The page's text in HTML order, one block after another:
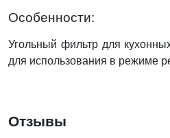
Особенности:
Угольный фильтр для
для использования в режиме
Отзывы